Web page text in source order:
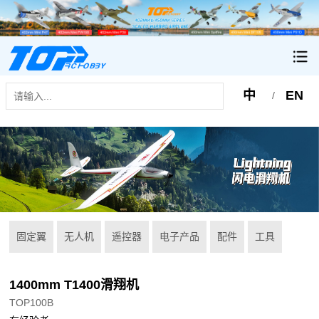
中 / EN
固定翼 无人机 遥控器 电子产品 配件 工具
1400mm T1400滑翔机
TOP100B